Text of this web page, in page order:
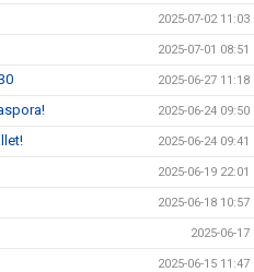
2025-07-02 11:03
2025-07-01 08:51
2025-06-27 11:18
2025-06-24 09:50
2025-06-24 09:41
2025-06-19 22:01
2025-06-18 10:57
2025-06-17
2025-06-15 11:47